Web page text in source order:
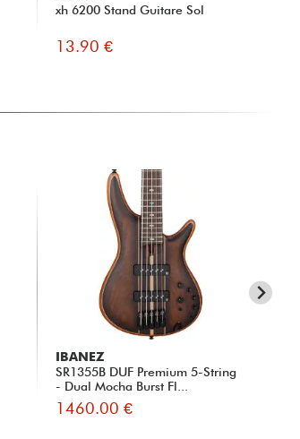
xh 6200 Stand Guitare Sol
13.90 €
IBANEZ
SR1355B DUF Premium 5-String
- Dual Mocha Burst Fl...
1460.00 €